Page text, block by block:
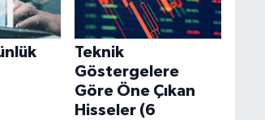
Teknik
Göstergelere
Göre Öne Çıkan
Hisseler (6